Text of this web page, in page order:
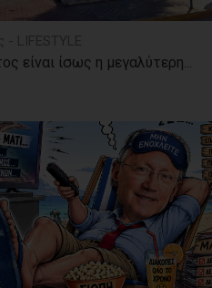
είναι ίσως η μεγαλύτερη...